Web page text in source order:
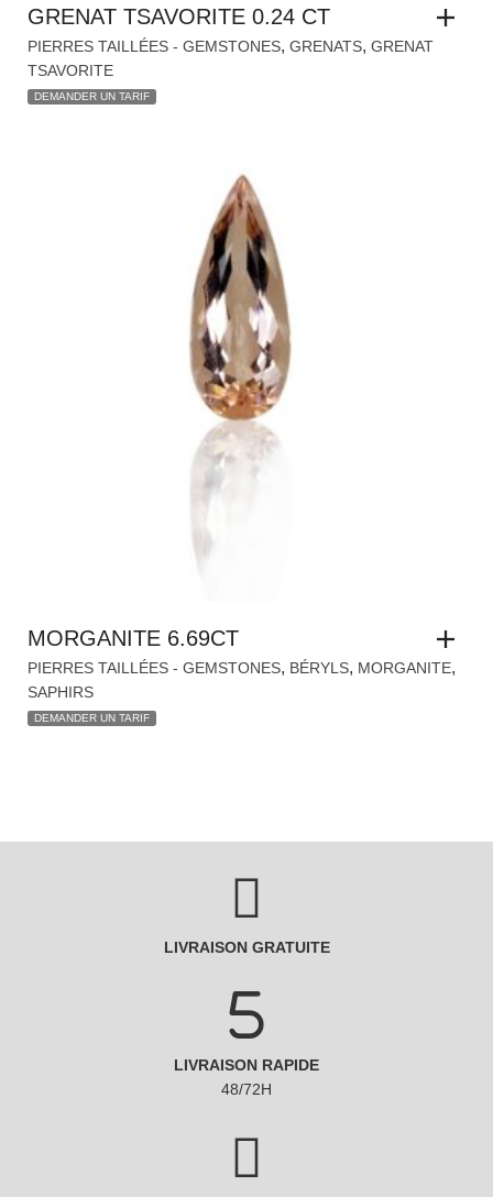
GRENAT TSAVORITE 0.24 CT
PIERRES TAILLÉES - GEMSTONES, GRENATS, GRENAT
TSAVORITE
DEMANDER UN TARIF
MORGANITE 6.69CT
PIERRES TAILLÉES - GEMSTONES, BÉRYLS, MORGANITE,
SAPHIRS
DEMANDER UN TARIF
LIVRAISON GRATUITE
LIVRAISON RAPIDE
48/72H